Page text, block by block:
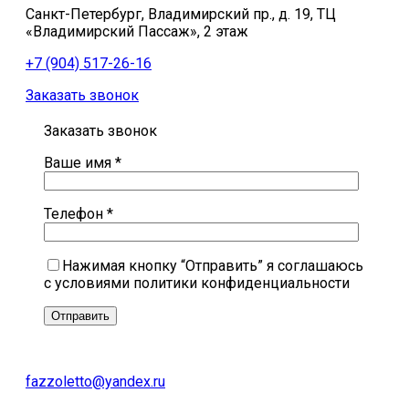
Санкт-Петербург, Владимирский пр., д. 19, ТЦ
«Владимирский Пассаж», 2 этаж
+7 (904) 517-26-16
Заказать звонок
Заказать звонок
Ваше имя *
Телефон *
Нажимая кнопку “Отправить” я соглашаюсь
с условиями политики конфиденциальности
fazzoletto@yandex.ru